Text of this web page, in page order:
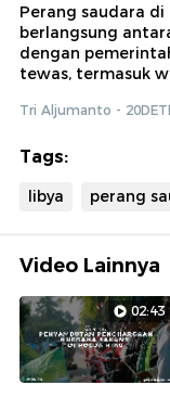
Perang saudara di
berlangsung
dengan
tewas, termasuk
Tri Aljumanto -
Tags:
libya perang
Video Lainnya
02:43